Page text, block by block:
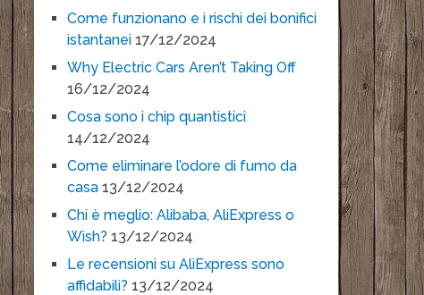
Come funzionano e i rischi dei bonifici
istantanei 17/12/2024
Why Electric Cars Aren’t Taking Off
16/12/2024
Cosa sono i chip quantistici
14/12/2024
Come eliminare l’odore di fumo da
casa 13/12/2024
Chi è meglio: Alibaba, AliExpress o
Wish? 13/12/2024
Le recensioni su AliExpress sono
affidabili? 13/12/2024